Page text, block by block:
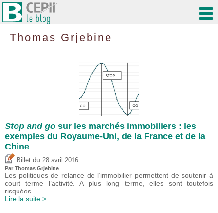
Thomas Grjebine
Stop and go sur les marchés immobiliers : les
exemples du Royaume-Uni, de la France et de la
Chine
Billet du 28 avril 2016
Par Thomas Grjebine
Les politiques de relance de l’immobilier permettent de soutenir à
court terme l’activité. A plus long terme, elles sont toutefois
risquées.
Lire la suite >